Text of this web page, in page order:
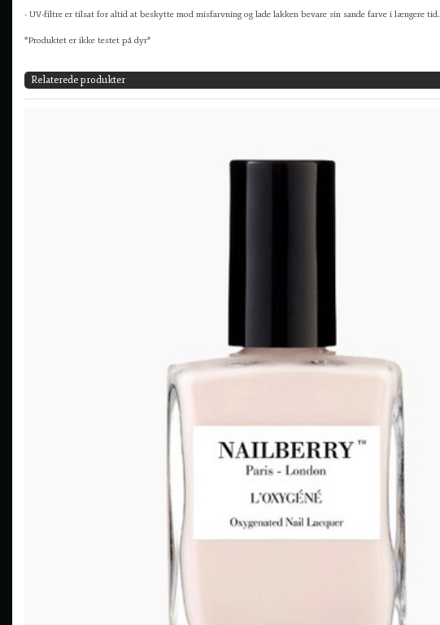
- UV-filtre er tilsat for altid at beskytte mod misfarvning og lade lakken bevare sin sande farve i længere tid.
*Produktet er ikke testet på dyr*
Relaterede produkter